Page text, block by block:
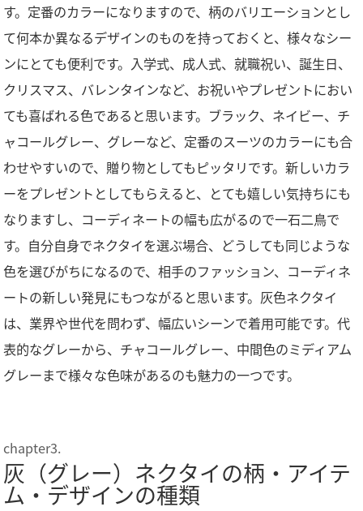
す。定番のカラーになりますので、柄のバリエーションとし
て何本か異なるデザインのものを持っておくと、様々なシー
ンにとても便利です。入学式、成人式、就職祝い、誕生日、
クリスマス、バレンタインなど、お祝いやプレゼントにおい
ても喜ばれる色であると思います。ブラック、ネイビー、チ
ャコールグレー、グレーなど、定番のスーツのカラーにも合
わせやすいので、贈り物としてもピッタリです。新しいカラ
ーをプレゼントとしてもらえると、とても嬉しい気持ちにも
なりますし、コーディネートの幅も広がるので一石二鳥で
す。自分自身でネクタイを選ぶ場合、どうしても同じような
色を選びがちになるので、相手のファッション、コーディネ
ートの新しい発見にもつながると思います。灰色ネクタイ
は、業界や世代を問わず、幅広いシーンで着用可能です。代
表的なグレーから、チャコールグレー、中間色のミディアム
グレーまで様々な色味があるのも魅力の一つです。
灰（グレー）ネクタイの柄・アイテ
ム・デザインの種類